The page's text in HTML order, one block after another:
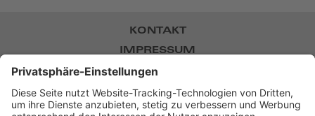
KONTAKT
IMPRESSUM
DATENSCHUTZ
NEWSLETTER
BARRIEREFREIHEIT